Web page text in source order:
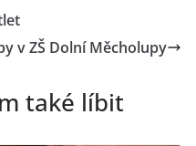
v ZŠ Dolní Měcholupy
také líbit